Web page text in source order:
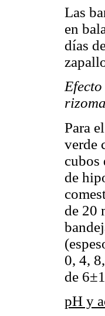
Las
en
días
Para
verde
cubos
de
de 20
0, 4,
de
pH y